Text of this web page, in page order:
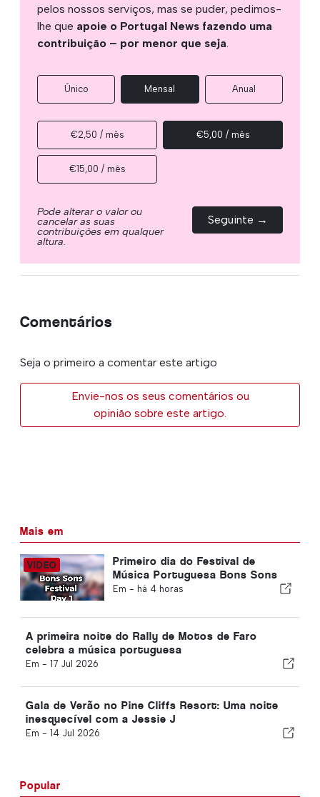
pelos nossos serviços, mas se puder, pedimos-
lhe que apoie o Portugal News fazendo uma
contribuição – por menor que seja.
Único Mensal Anual
€2,50 / mês €5,00 / mês
€15,00 / mês
Pode alterar o valor ou
cancelar as suas
contribuições em qualquer
altura.
Seguinte →
Comentários
Seja o primeiro a comentar este artigo
Envie-nos os seus comentários ou
opinião sobre este artigo.
Mais em
Primeiro dia do Festival de
Música Portuguesa Bons Sons
Em - há 4 horas
A primeira noite do Rally de Motos de Faro
celebra a música portuguesa
Em - 17 Jul 2026
Gala de Verão no Pine Cliffs Resort: Uma noite
inesquecível com a Jessie J
Em - 14 Jul 2026
Popular